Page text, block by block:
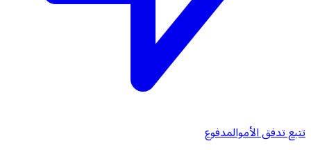
تتبع تدفق الأموالمدفوع